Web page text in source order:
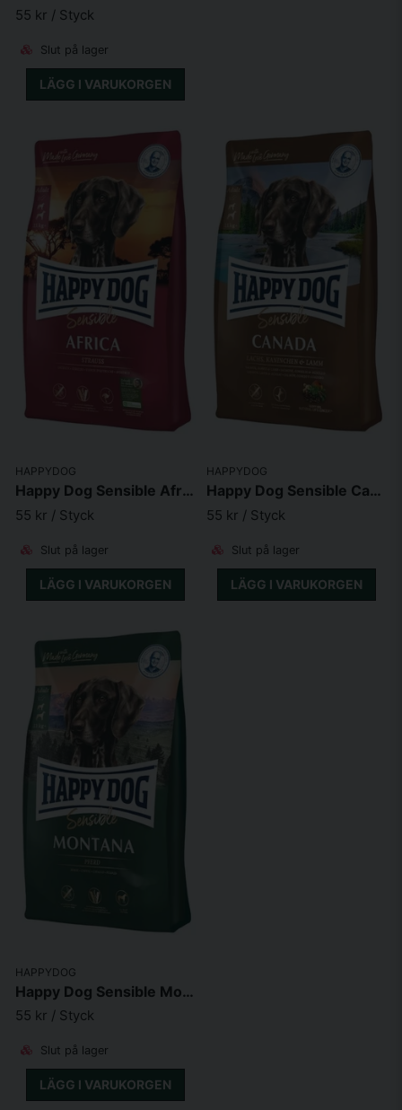
55 kr / Styck
Slut på lager
LÄGG I VARUKORGEN
HAPPYDOG
Happy Dog Sensible Africa Grainfree
55 kr / Styck
Slut på lager
LÄGG I VARUKORGEN
HAPPYDOG
Happy Dog Sensible Canada Grainfree
55 kr / Styck
Slut på lager
LÄGG I VARUKORGEN
HAPPYDOG
Happy Dog Sensible Montana Grainfree
55 kr / Styck
Slut på lager
LÄGG I VARUKORGEN